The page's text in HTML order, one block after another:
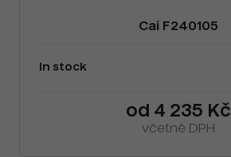
Cai F240105
In stock
od 4 235 Kč
včetně DPH